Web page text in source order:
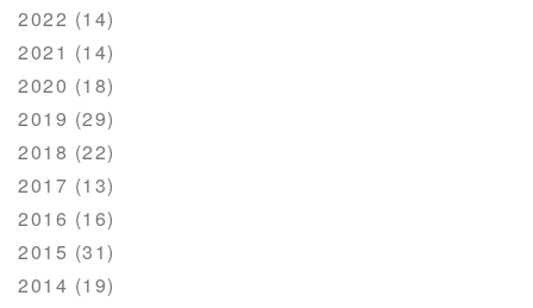
2022 (14)
2021 (14)
2020 (18)
2019 (29)
2018 (22)
2017 (13)
2016 (16)
2015 (31)
2014 (19)